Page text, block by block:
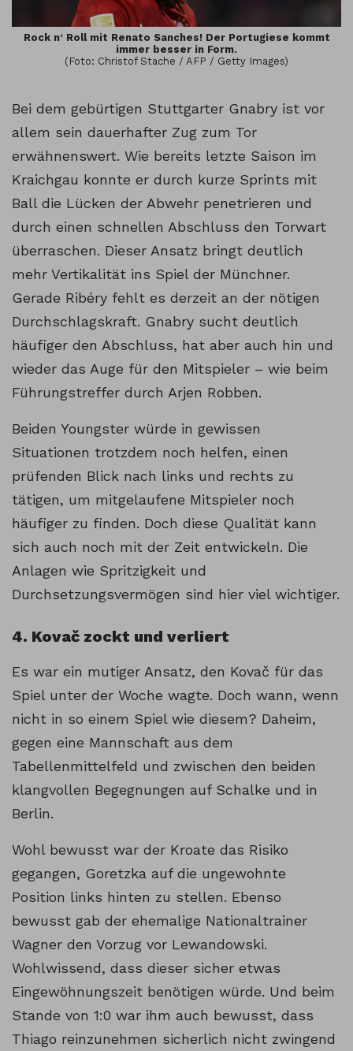
Rock n‘ Roll mit Renato Sanches! Der Portugiese kommt
immer besser in Form.
(Foto: Christof Stache / AFP / Getty Images)
Bei dem gebürtigen Stuttgarter Gnabry ist vor
allem sein dauerhafter Zug zum Tor
erwähnenswert. Wie bereits letzte Saison im
Kraichgau konnte er durch kurze Sprints mit
Ball die Lücken der Abwehr penetrieren und
durch einen schnellen Abschluss den Torwart
überraschen. Dieser Ansatz bringt deutlich
mehr Vertikalität ins Spiel der Münchner.
Gerade Ribéry fehlt es derzeit an der nötigen
Durchschlagskraft. Gnabry sucht deutlich
häufiger den Abschluss, hat aber auch hin und
wieder das Auge für den Mitspieler – wie beim
Führungstreffer durch Arjen Robben.
Beiden Youngster würde in gewissen
Situationen trotzdem noch helfen, einen
prüfenden Blick nach links und rechts zu
tätigen, um mitgelaufene Mitspieler noch
häufiger zu finden. Doch diese Qualität kann
sich auch noch mit der Zeit entwickeln. Die
Anlagen wie Spritzigkeit und
Durchsetzungsvermögen sind hier viel wichtiger.
4. Kovač zockt und verliert
Es war ein mutiger Ansatz, den Kovač für das
Spiel unter der Woche wagte. Doch wann, wenn
nicht in so einem Spiel wie diesem? Daheim,
gegen eine Mannschaft aus dem
Tabellenmittelfeld und zwischen den beiden
klangvollen Begegnungen auf Schalke und in
Berlin.
Wohl bewusst war der Kroate das Risiko
gegangen, Goretzka auf die ungewohnte
Position links hinten zu stellen. Ebenso
bewusst gab der ehemalige Nationaltrainer
Wagner den Vorzug vor Lewandowski.
Wohlwissend, dass dieser sicher etwas
Eingewöhnungszeit benötigen würde. Und beim
Stande von 1:0 war ihm auch bewusst, dass
Thiago reinzunehmen sicherlich nicht zwingend